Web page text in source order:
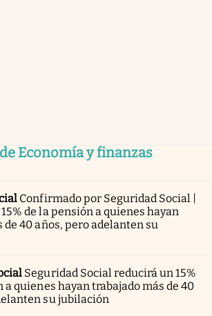
Economía y finanzas
Confirmado por Seguridad Social |
de la pensión a quienes hayan
de 40 años, pero adelanten su
Seguridad Social reducirá un 15%
a quienes hayan trabajado más de 40
su jubilación